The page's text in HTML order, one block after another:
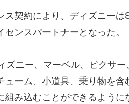
ス契約により、ディズニー
ンスパートナーとなった。
ズニー、マーベル、ピクサ
ューム、小道具、乗り物を
組み込むことができるよう